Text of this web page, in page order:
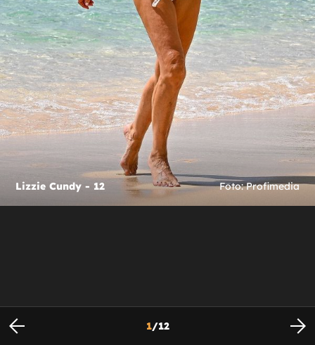
Lizzie Cundy - 12 Foto: Profimedia
1/12